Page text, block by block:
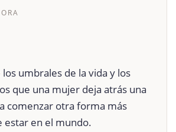
umbrales de la vida y los
que una mujer deja atrás una
comenzar otra forma más
estar en el mundo.